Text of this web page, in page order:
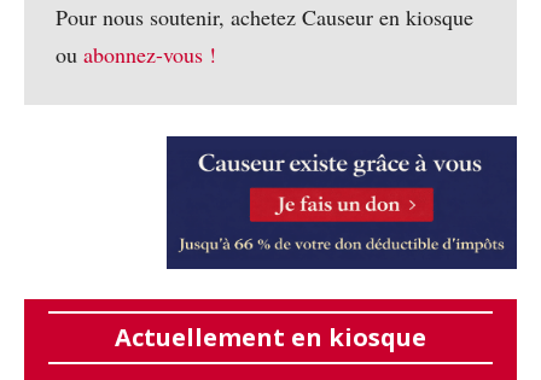
Pour nous soutenir, achetez Causeur en kiosque
ou abonnez-vous !
Actuellement en kiosque